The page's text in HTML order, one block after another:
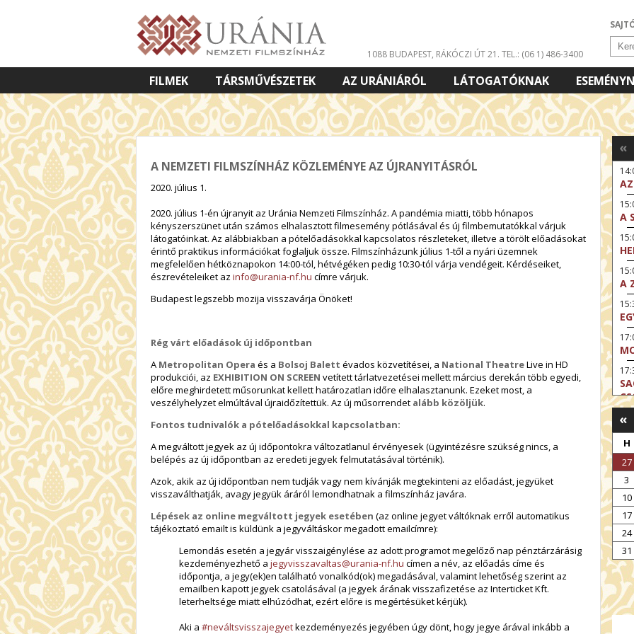
1088 BUDAPEST, RÁKÓCZI ÚT 21. TEL.: (06 1) 486-3400
FILMEK TÁRSMŰVÉSZETEK AZ URÁNIÁRÓL LÁTOGATÓKNAK
VETÍTETT KÉPES ELŐADÁSOK
A NEMZETI FILMSZÍNHÁZ KÖZLEMÉNYE AZ ÚJRANYITÁSRÓL
2020. július 1.
2020. július 1-én újranyit az Uránia Nemzeti Filmszínház. A pandémia miatti, több hónapos
kényszerszünet után számos elhalasztott filmesemény pótlásával és új filmbemutatókkal várjuk
látogatóinkat. Az alábbiakban a pótelőadásokkal kapcsolatos részleteket, illetve a törölt előadásokat
érintő praktikus információkat foglaljuk össze. Filmszínházunk július 1-től a nyári üzemnek
megfelelően hétköznapokon 14:00-tól, hétvégéken pedig 10:30-tól várja vendégeit. Kérdéseiket,
észrevételeiket az info@urania-nf.hu címre várjuk.
Budapest legszebb mozija visszavárja Önöket!
Rég várt előadások új időpontban
A Metropolitan Opera és a Bolsoj Balett évados közvetítései, a National TheatreLive in HD
produkciói, az EXHIBITION ON SCREEN vetített tárlatvezetései mellett március derekán több egyedi,
előre meghirdetett műsorunkat kellett határozatlan időre elhalasztanunk. Ezeket most, a
veszélyhelyzet elmúltával újraidőzítettük. Az új műsorrendet alább közöljük.
Fontos tudnivalók a pótelőadásokkal kapcsolatban:
A megváltott jegyek az új időpontokra változatlanul érvényesek (ügyintézésre szükség nincs, a
belépés az új időpontban az eredeti jegyek felmutatásával történik).
Azok, akik az új időpontban nem tudják vagy nem kívánják megtekinteni az előadást, jegyüket
visszaválthatják, avagy jegyük áráról lemondhatnak a filmszínház javára.
Lépések az online megváltott jegyek esetében (az online jegyet váltóknak erről automatikus
tájékoztató emailt is küldünk a jegyváltáskor megadott emailcímre):
Lemondás esetén a jegyár visszaigénylése az adott programot megelőző nap pénztárzárásig
kezdeményezhető a jegyvisszavaltas@urania-nf.hu címen a név, az előadás címe és
időpontja, a jegy(ek)en található vonalkód(ok) megadásával, valamint lehetőség szerint az
emailben kapott jegyek csatolásával (a jegyek árának visszafizetése az Interticket Kft.
leterheltsége miatt elhúzódhat, ezért előre is megértésüket kérjük).
Aki a #neváltsvisszajegyetkezdeményezés jegyében úgy dönt, hogy jegye árával inkább a
«
A
A
«
H
27
3
10
17
24
31